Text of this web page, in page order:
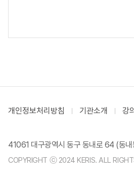
개인정보처리방침 기관소개 강
41061 대구광역시 동구 동내로 64 (동
COPYRIGHT ⓒ 2024 KERIS. ALL